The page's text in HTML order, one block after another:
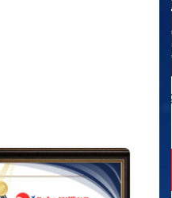
XEM CHI TIẾT